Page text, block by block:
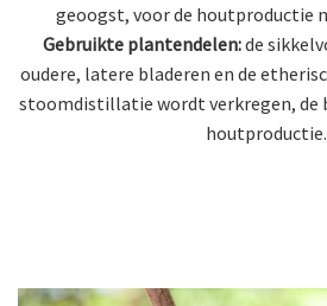
geoogst, voor de houtproductie
Gebruikte plantendelen:de
oudere, latere bladeren en de
stoomdistillatie wordt verkregen, de
houtproductie.